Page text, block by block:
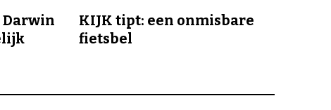
Darwin
KIJK tipt: een onmisbare
fietsbel